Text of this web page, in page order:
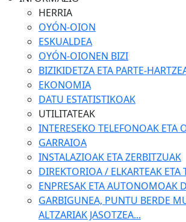
HERRIA
OYÓN-OION
ESKUALDEA
OYÓN-OIONEN BIZI
BIZIKIDETZA ETA PARTE-
EKONOMIA
DATU ESTATISTIKOAK
UTILITATEAK
INTERESEKO TELEFONOAK ETA
GARRAIOA
INSTALAZIOAK ETA ZERBITZUAK
DIREKTORIOA / ELKARTEAK ETA
ENPRESAK ETA AUTONOMOAK
GARBIGUNEA, PUNTU BERDE
ALTZARIAK JASOTZEA...